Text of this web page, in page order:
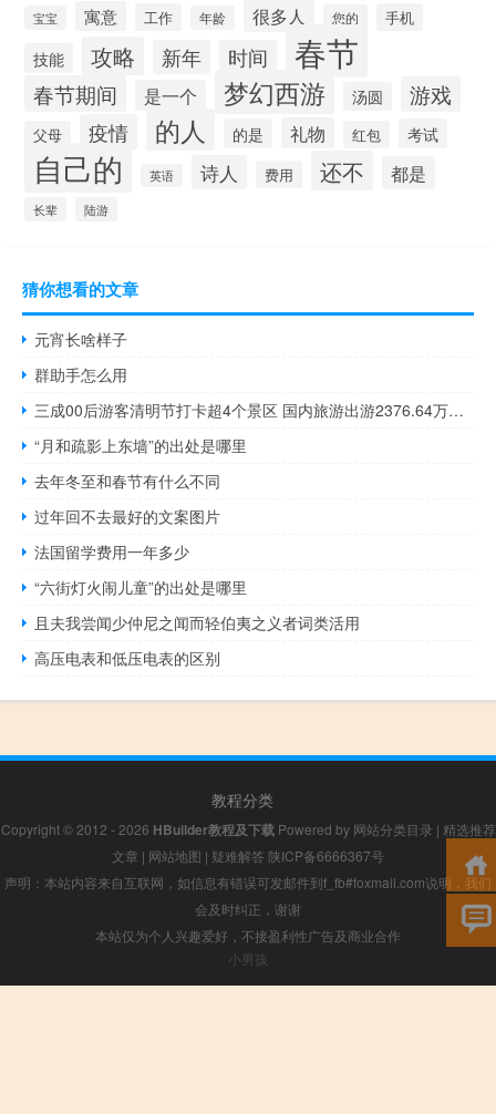
宝宝 寓意 工作 年龄 很多人 您的 手机
技能 攻略 新年 时间 春节
春节期间 是一个 梦幻西游 汤圆 游戏
父母 疫情 的人 的是 礼物 红包 考试
自己的 英语 诗人 费用 还不 都是
长辈 陆游
猜你想看的文章
元宵长啥样子
群助手怎么用
三成00后游客清明节打卡超4个景区 国内旅游出游2376.64万人次清明假期一日春游火热
“月和疏影上东墙”的出处是哪里
去年冬至和春节有什么不同
过年回不去最好的文案图片
法国留学费用一年多少
“六街灯火闹儿童”的出处是哪里
且夫我尝闻少仲尼之闻而轻伯夷之义者词类活用
高压电表和低压电表的区别
教程分类
Copyright © 2012 - 2026 HBuilder教程及下载Powered by 网站分类目录 | 精选推荐
文章 | 网站地图 | 疑难解答 陕ICP备6666367号
声明：本站内容来自互联网，如信息有错误可发邮件到f_fb#foxmail.com说明，我们
会及时纠正，谢谢
本站仅为个人兴趣爱好，不接盈利性广告及商业合作
小男孩